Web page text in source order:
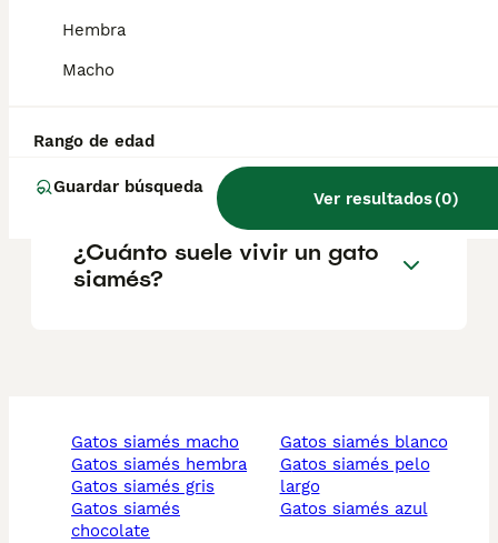
Hembra
Macho
Rango de edad
Guardar búsqueda
Ver resultados(0)
¿Qué tiene de especial un
¿Cuánto suele vivir un gato
siamés?
gatos siamés macho
gatos siamés hembra
gatos siamés gris
gatos siamés
chocolate
gatos siamés blanco
gatos siamés pelo
largo
gatos siamés azul